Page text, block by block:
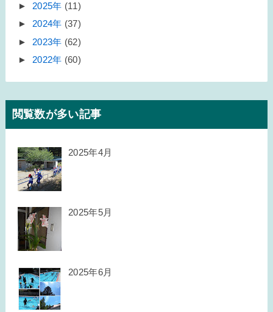
► 2025年 (11)
► 2024年 (37)
► 2023年 (62)
► 2022年 (60)
閲覧数が多い記事
2025年4月
2025年5月
2025年6月